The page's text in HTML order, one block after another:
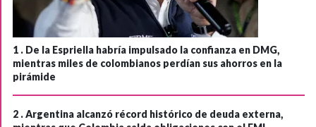
1 . De la Espriella habría impulsado la confianza en DMG,
mientras miles de colombianos perdían sus ahorros en la
pirámide
2 .Argentina alcanzó récord histórico de deuda externa,